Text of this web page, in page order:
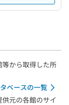
から取得した所
ベースの一覧
元の各館のサイ